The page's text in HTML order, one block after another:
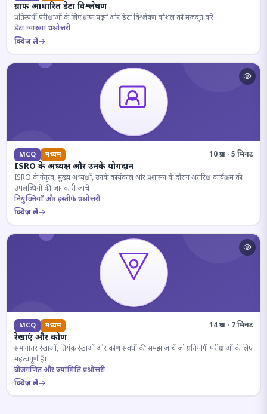
ग्राफ आधारित डेटा विश्लेषण
प्रतिस्पर्धी परीक्षाओं के लिए ग्राफ पढ़ने और डेटा विश्लेषण कौशल को मजबूत करें।
डेटा व्याख्या प्रश्नोत्तरी
क्विज़ लें
MCQ मध्यम 10 प्रश्न · 5 मिनट
ISRO के अध्यक्ष और उनके योगदान
ISRO के नेतृत्व, मुख्य अध्यक्षों, उनके कार्यकाल और प्रशासन के दौरान अंतरिक्ष कार्यक्रम की
उपलब्धियों की जानकारी जांचें।
नियुक्तियाँ और इस्तीफे प्रश्नोत्तरी
क्विज़ लें
MCQ मध्यम 14 प्रश्न · 7 मिनट
रेखाएं और कोण
समानांतर रेखाओं, तिर्यक रेखाओं और कोण संबंधों की समझ जांचें जो प्रतियोगी परीक्षाओं के लिए
महत्वपूर्ण हैं।
बीजगणित और ज्यामिति प्रश्नोत्तरी
क्विज़ लें